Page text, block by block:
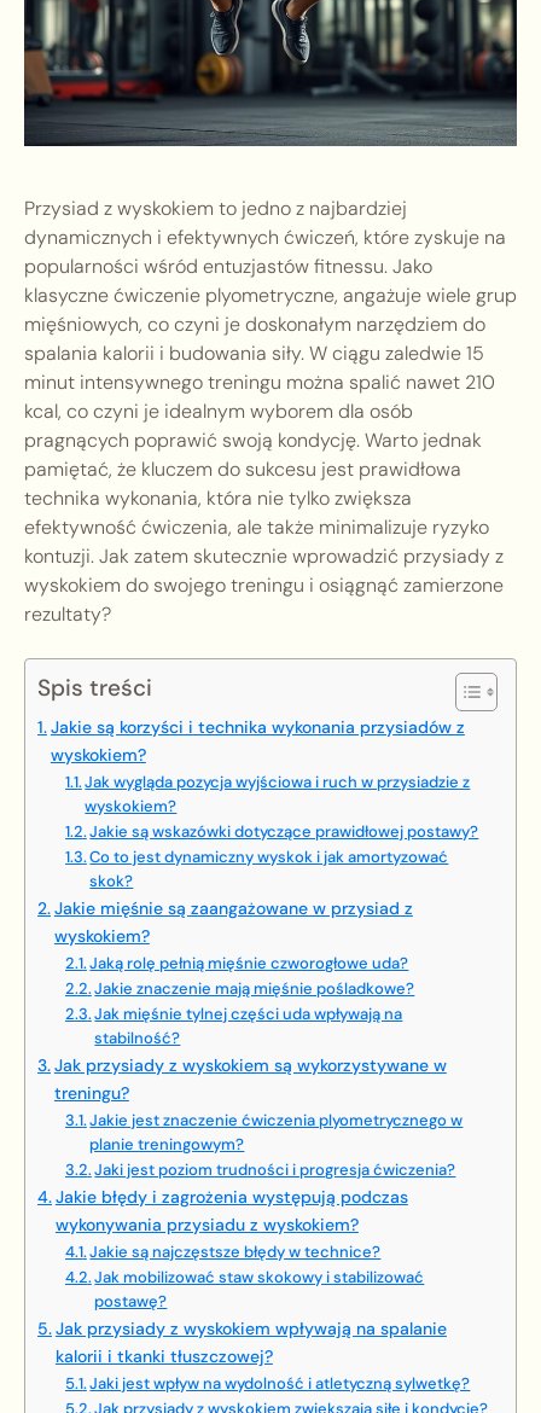
Przysiad z wyskokiem to jedno z najbardziej
dynamicznych i efektywnych ćwiczeń, które zyskuje na
popularności wśród entuzjastów fitnessu. Jako
klasyczne ćwiczenie plyometryczne, angażuje wiele grup
mięśniowych, co czyni je doskonałym narzędziem do
spalania kalorii i budowania siły. W ciągu zaledwie 15
minut intensywnego treningu można spalić nawet 210
kcal, co czyni je idealnym wyborem dla osób
pragnących poprawić swoją kondycję. Warto jednak
pamiętać, że kluczem do sukcesu jest prawidłowa
technika wykonania, która nie tylko zwiększa
efektywność ćwiczenia, ale także minimalizuje ryzyko
kontuzji. Jak zatem skutecznie wprowadzić przysiady z
wyskokiem do swojego treningu i osiągnąć zamierzone
rezultaty?
Spis treści
Jakie są korzyści i technika wykonania przysiadów z
wyskokiem?
Jak wygląda pozycja wyjściowa i ruch w przysiadzie z
wyskokiem?
Jakie są wskazówki dotyczące prawidłowej postawy?
Co to jest dynamiczny wyskok i jak amortyzować
skok?
Jakie mięśnie są zaangażowane w przysiad z
wyskokiem?
Jaką rolę pełnią mięśnie czworogłowe uda?
Jakie znaczenie mają mięśnie pośladkowe?
Jak mięśnie tylnej części uda wpływają na
stabilność?
Jak przysiady z wyskokiem są wykorzystywane w
treningu?
Jakie jest znaczenie ćwiczenia plyometrycznego w
planie treningowym?
Jaki jest poziom trudności i progresja ćwiczenia?
Jakie błędy i zagrożenia występują podczas
wykonywania przysiadu z wyskokiem?
Jakie są najczęstsze błędy w technice?
Jak mobilizować staw skokowy i stabilizować
postawę?
Jak przysiady z wyskokiem wpływają na spalanie
kalorii i tkanki tłuszczowej?
Jaki jest wpływ na wydolność i atletyczną sylwetkę?